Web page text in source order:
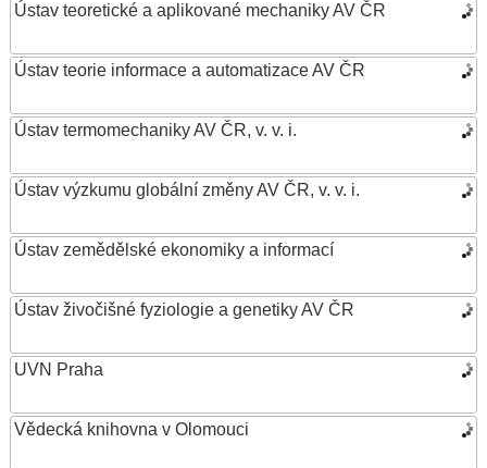
Ústav teoretické a aplikované mechaniky AV ČR
Ústav teorie informace a automatizace AV ČR
Ústav termomechaniky AV ČR, v. v. i.
Ústav výzkumu globální změny AV ČR, v. v. i.
Ústav zemědělské ekonomiky a informací
Ústav živočišné fyziologie a genetiky AV ČR
UVN Praha
Vědecká knihovna v Olomouci